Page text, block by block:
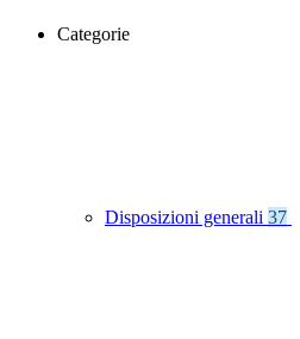
Categorie
Disposizioni generali 37